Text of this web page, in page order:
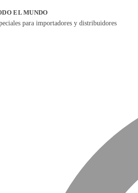
EL MUNDO
para importadores y distribuidores